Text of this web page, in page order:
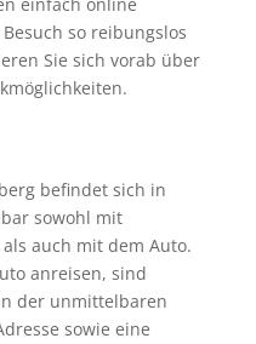
einfach online
so reibungslos
Sie sich vorab über
befindet sich in
sowohl mit
auch mit dem Auto.
anreisen, sind
der unmittelbaren
sowie eine